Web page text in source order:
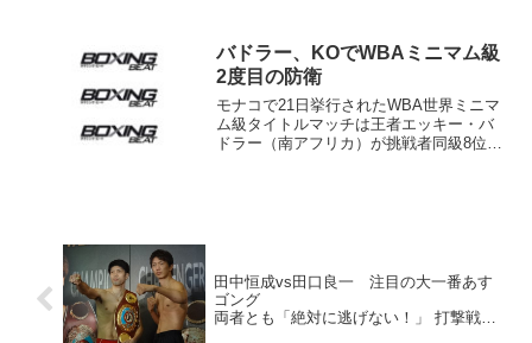
度目の防衛に成功した。スコアは97-
93×2、98-9...
バドラー、KOでWBAミニマム級
2度目の防衛
モナコで21日挙行されたWBA世界ミニマ
ム級タイトルマッチは王者エッキー・バ
ドラー（南アフリカ）が挑戦者同級8位ピ
田中恒成vs田口良一 注目の大一番あす
ゴング
両者とも「絶対に逃げない！」 打撃戦必